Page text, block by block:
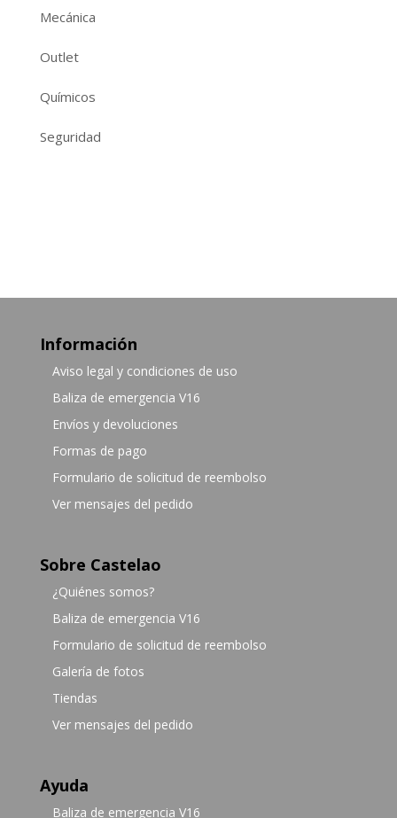
Mecánica
Outlet
Químicos
Seguridad
Información
Aviso legal y condiciones de uso
Baliza de emergencia V16
Envíos y devoluciones
Formas de pago
Formulario de solicitud de reembolso
Ver mensajes del pedido
Sobre Castelao
¿Quiénes somos?
Baliza de emergencia V16
Formulario de solicitud de reembolso
Galería de fotos
Tiendas
Ver mensajes del pedido
Ayuda
Baliza de emergencia V16